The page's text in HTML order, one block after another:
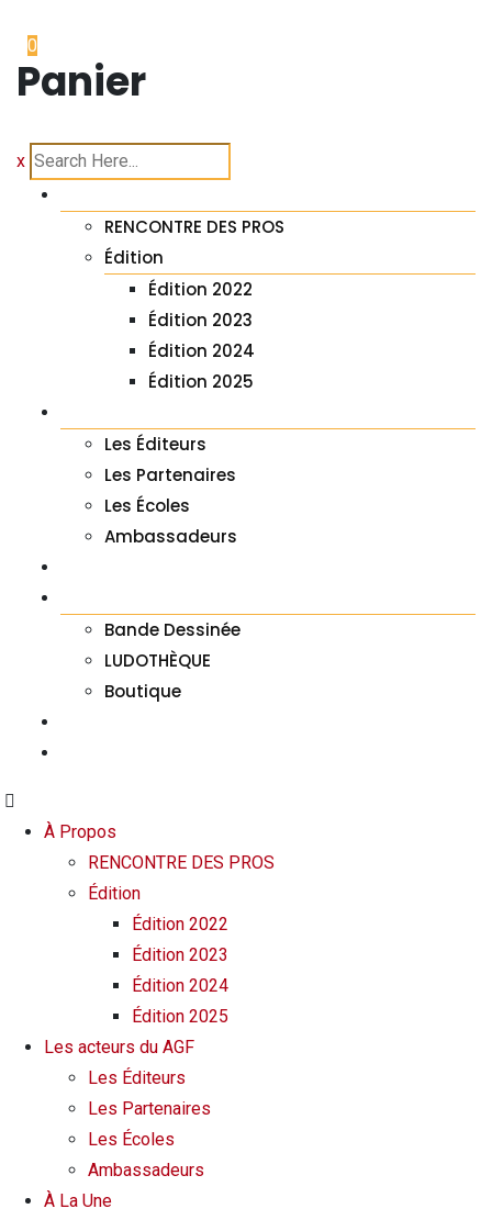
0
Panier
x
RENCONTRE DES PROS
Édition
Édition 2022
Édition 2023
Édition 2024
Édition 2025
Les Éditeurs
Les Partenaires
Les Écoles
Ambassadeurs
Bande Dessinée
LUDOTHÈQUE
Boutique
À Propos
RENCONTRE DES PROS
Édition
Édition 2022
Édition 2023
Édition 2024
Édition 2025
Les acteurs du AGF
Les Éditeurs
Les Partenaires
Les Écoles
Ambassadeurs
À La Une